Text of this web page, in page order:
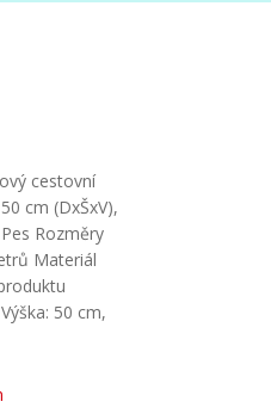
cestovní
cm (DxŠxV),
Rozměry
Materiál
50 cm,